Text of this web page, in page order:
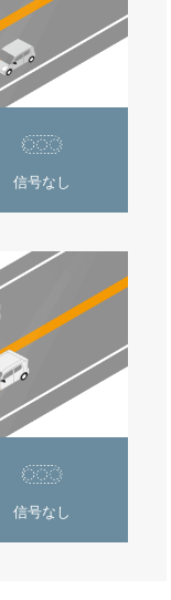
信号なし
信号なし